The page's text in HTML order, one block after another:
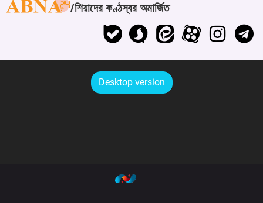
শিয়াদের কণ্ঠস্বর অমার্জিত
Desktop version